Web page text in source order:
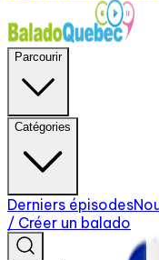
Parcourir
Catégories
Derniers épisodes
/ Créer un balado